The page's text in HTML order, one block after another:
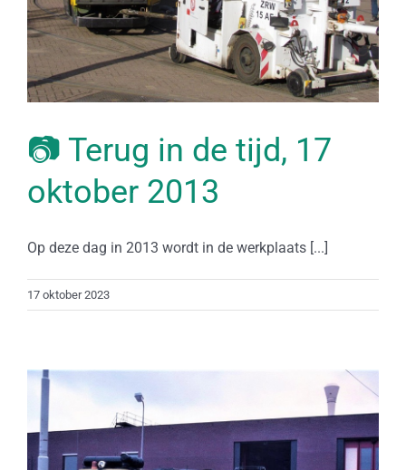
📷 Terug in de tijd, 17
oktober 2013
Op deze dag in 2013 wordt in de werkplaats [...]
17 oktober 2023